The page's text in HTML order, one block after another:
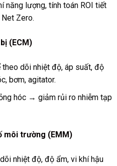
năng lượng, tính toán ROI tiết
Zero.
(ECM)
theo dõi nhiệt độ, áp suất, độ
bơm, agitator.
hóc → giảm rủi ro nhiễm tạp
môi trường (EMM)
nhiệt độ, độ ẩm, vi khí hậu